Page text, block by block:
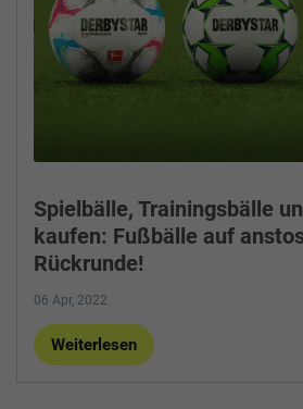
Spielbälle, Trainingsbälle
kaufen: Fußbälle auf
Rückrunde!
06 Apr, 2022
Weiterlesen